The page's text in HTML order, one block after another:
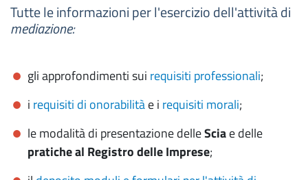
Tutte le informazioni per l'esercizio dell'attività di
mediazione:
gli approfondimenti sui requisiti professionali;
i requisiti di onorabilitàe i requisiti morali;
le modalità di presentazione delleSciae delle
pratiche al Registro delle Imprese;